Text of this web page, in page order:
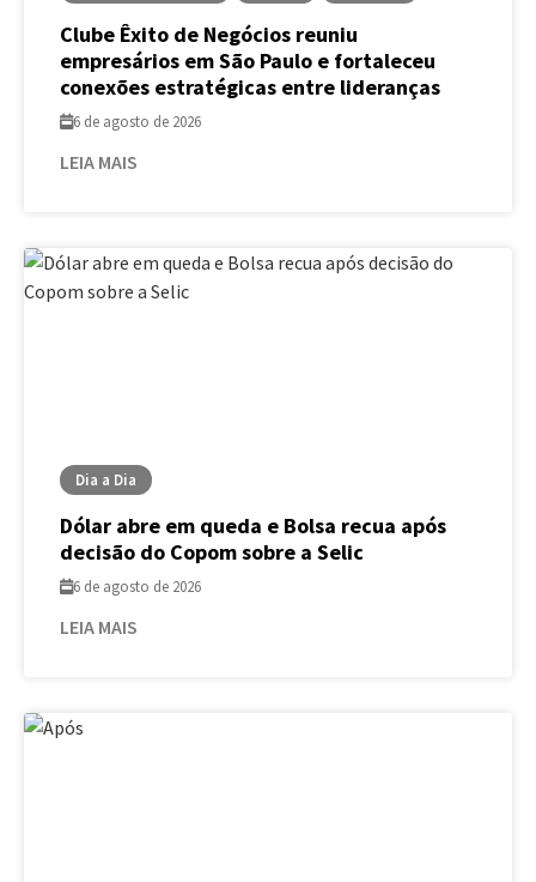
Clube Êxito de Negócios reuniu
empresários em São Paulo e fortaleceu
conexões estratégicas entre lideranças
6 de agosto de 2026
LEIA MAIS
Dia a Dia
Dólar abre em queda e Bolsa recua após
decisão do Copom sobre a Selic
6 de agosto de 2026
LEIA MAIS